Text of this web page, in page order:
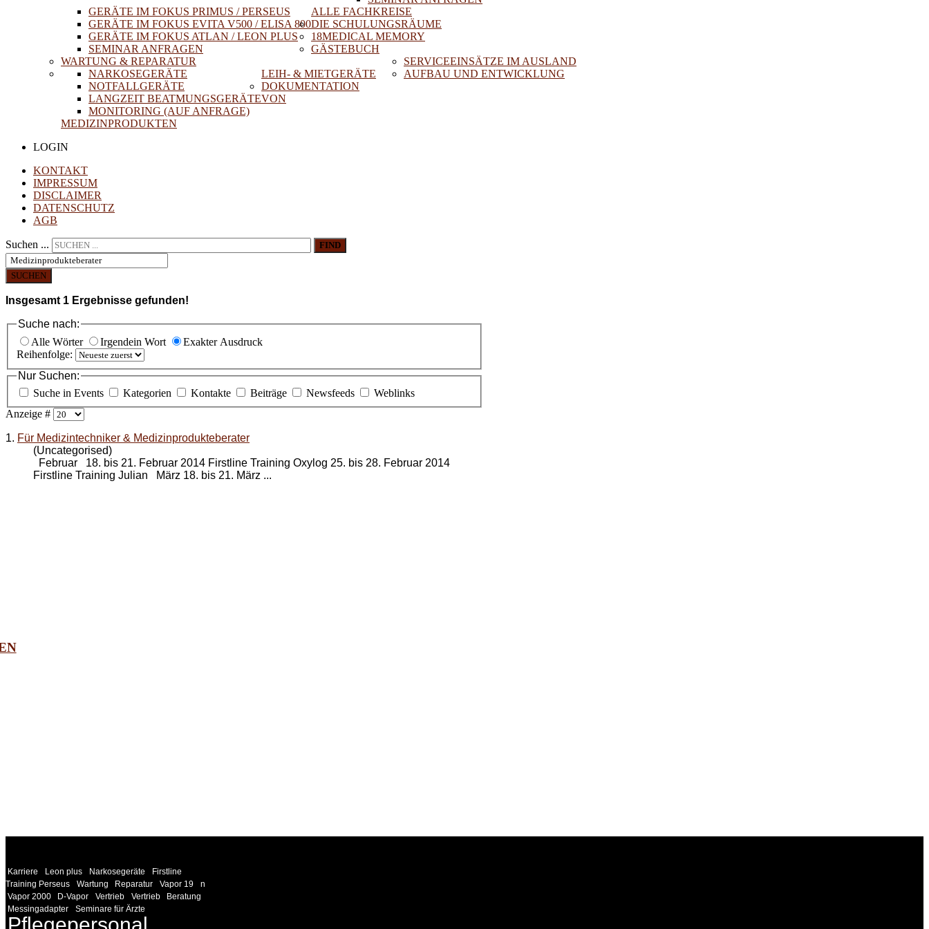
ALLE FACHKREISE
GERÄTE IM FOKUS PRIMUS / PERSEUS
GERÄTE IM FOKUS EVITA V500 / ELISA 800
GERÄTE IM FOKUS ATLAN / LEON PLUS
SEMINAR ANFRAGEN
DIE SCHULUNGSRÄUME
18MEDICAL MEMORY
GÄSTEBUCH
WARTUNG & REPARATUR
LEIH- & MIETGERÄTE
NARKOSEGERÄTE
NOTFALLGERÄTE
LANGZEIT BEATMUNGSGERÄTE
MONITORING (AUF ANFRAGE)
DOKUMENTATION
VON
MEDIZINPRODUKTEN
SERVICEEINSÄTZE IM AUSLAND
AUFBAU UND ENTWICKLUNG
LOGIN
KONTAKT
IMPRESSUM
DISCLAIMER
DATENSCHUTZ
AGB
Suchen ... FIND
SUCHEN
Insgesamt 1 Ergebnisse gefunden!
Suche nach:
Alle Wörter
Irgendein Wort
Exakter Ausdruck
Reihenfolge:
Nur Suchen:
Suche in Events
Kategorien Kontakte Beiträge Newsfeeds
Weblinks
Anzeige #
1. Für Medizintechniker & Medizinprodukteberater
(Uncategorised)
Februar 18. bis 21. Februar 2014 Firstline Training Oxylog 25. bis 28. Februar 2014
Firstline Training Julian März 18. bis 21. März ...
Karriere Leon plus Narkosegeräte
Firstline
Training Perseus
Wartung Reparatur Vapor 19
n
Vapor 2000
D-Vapor Vertrieb Vertrieb
Beratung
Messingadapter
Seminare für Ärzte